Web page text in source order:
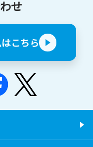
せ
こちら